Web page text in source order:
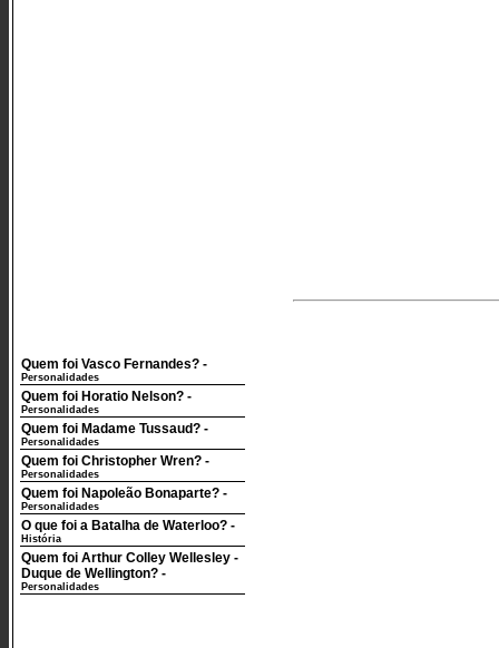
Quem foi Vasco Fernandes? -
Personalidades
Quem foi Horatio Nelson? -
Personalidades
Quem foi Madame Tussaud? -
Personalidades
Quem foi Christopher Wren? -
Personalidades
Quem foi Napoleão Bonaparte? -
Personalidades
O que foi a Batalha de Waterloo? -
História
Quem foi Arthur Colley Wellesley -
Duque de Wellington? -
Personalidades